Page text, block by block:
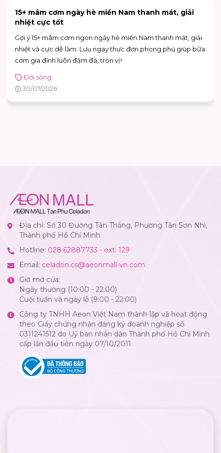
15+ mâm cơm ngày hè miền Nam thanh mát, giải
nhiệt cực tốt
Gợi ý 15+ mâm cơm ngon ngày hè miền Nam thanh mát, giải
nhiệt và cực dễ làm. Lưu ngay thực đơn phong phú giúp bữa
cơm gia đình luôn đậm đà, tròn vị!
Đời sống
30/07/2026
Địa chỉ: Số 30 Đường Tân Thắng, Phường Tân Sơn Nhì,
Thành phố Hồ Chí Minh
Hotline: 028.62887733 - ext: 129
Email: celadon.cs@aeonmall-vn.com
Giờ mở cửa:
Ngày thường (10:00 - 22:00)
Cuối tuần và ngày lễ (9:00 - 22:00)
Công ty TNHH Aeon Việt Nam thành lập và hoạt động
theo Giấy chứng nhận đăng ký doanh nghiệp số
0311241512 do Uỷ ban nhân dân Thành phố Hồ Chí Minh
cấp lần đầu tiên ngày 07/10/2011